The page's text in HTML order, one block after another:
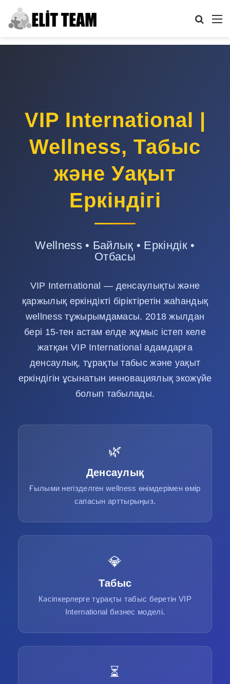
VIP International |
Wellness, Табыс
және Уақыт
Еркіндігі
Wellness • Байлық • Еркіндік •
Отбасы
VIP International — денсаулықты және
қаржылық еркіндікті біріктіретін жаһандық
wellness тұжырымдамасы. 2018 жылдан
бері 15-тен астам елде жұмыс істеп келе
жатқан VIP International адамдарға
денсаулық, тұрақты табыс және уақыт
еркіндігін ұсынатын инновациялық экожүйе
болып табылады.
🌿
Денсаулық
Ғылыми негізделген wellness өнімдерімен өмір
сапасын арттырыңыз.
💎
Табыс
Кәсіпкерлерге тұрақты табыс беретін VIP
International бизнес моделі.
⏳